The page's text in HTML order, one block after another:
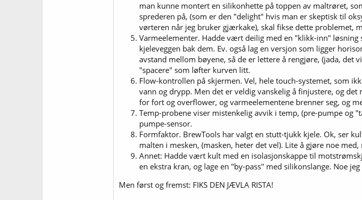
man kunne montert en silikonhette på toppen av maltrøret,
sprederen på, (som er den "delight" hvis man er skeptisk til
vørteren når jeg bruker gjærkake), skal fikse dette problemet,
Varmeelementer. Hadde vært deilig med en "klikk-inn"
kjeleveggen bak dem. Ev. også lag en versjon som ligger
avstand mellom bøyene, så de er lettere å rengjøre, (jada, det
"spacere" som løfter kurven litt.
Flow-kontrollen på skjermen. Vel, hele touch-systemet, som
vann og drypp. Men det er veldig vanskelig å finjustere, og
for fort og overflower, og varmeelementene brenner seg, og
Temp-probene viser mistenkelig avvik i temp, (pre-pumpe og
pumpe-sensor.
Formfaktor. BrewTools har valgt en stutt-tjukk kjele. Ok, ser
malten i mesken, (masken, heter det vel). Lite å gjøre noe
Annet: Hadde vært kult med en isolasjonskappe til
en ekstra kran, og lage en "by-pass" med silikonslange. Noe
Men først og fremst: FIKS DEN JÆVLA RISTA!